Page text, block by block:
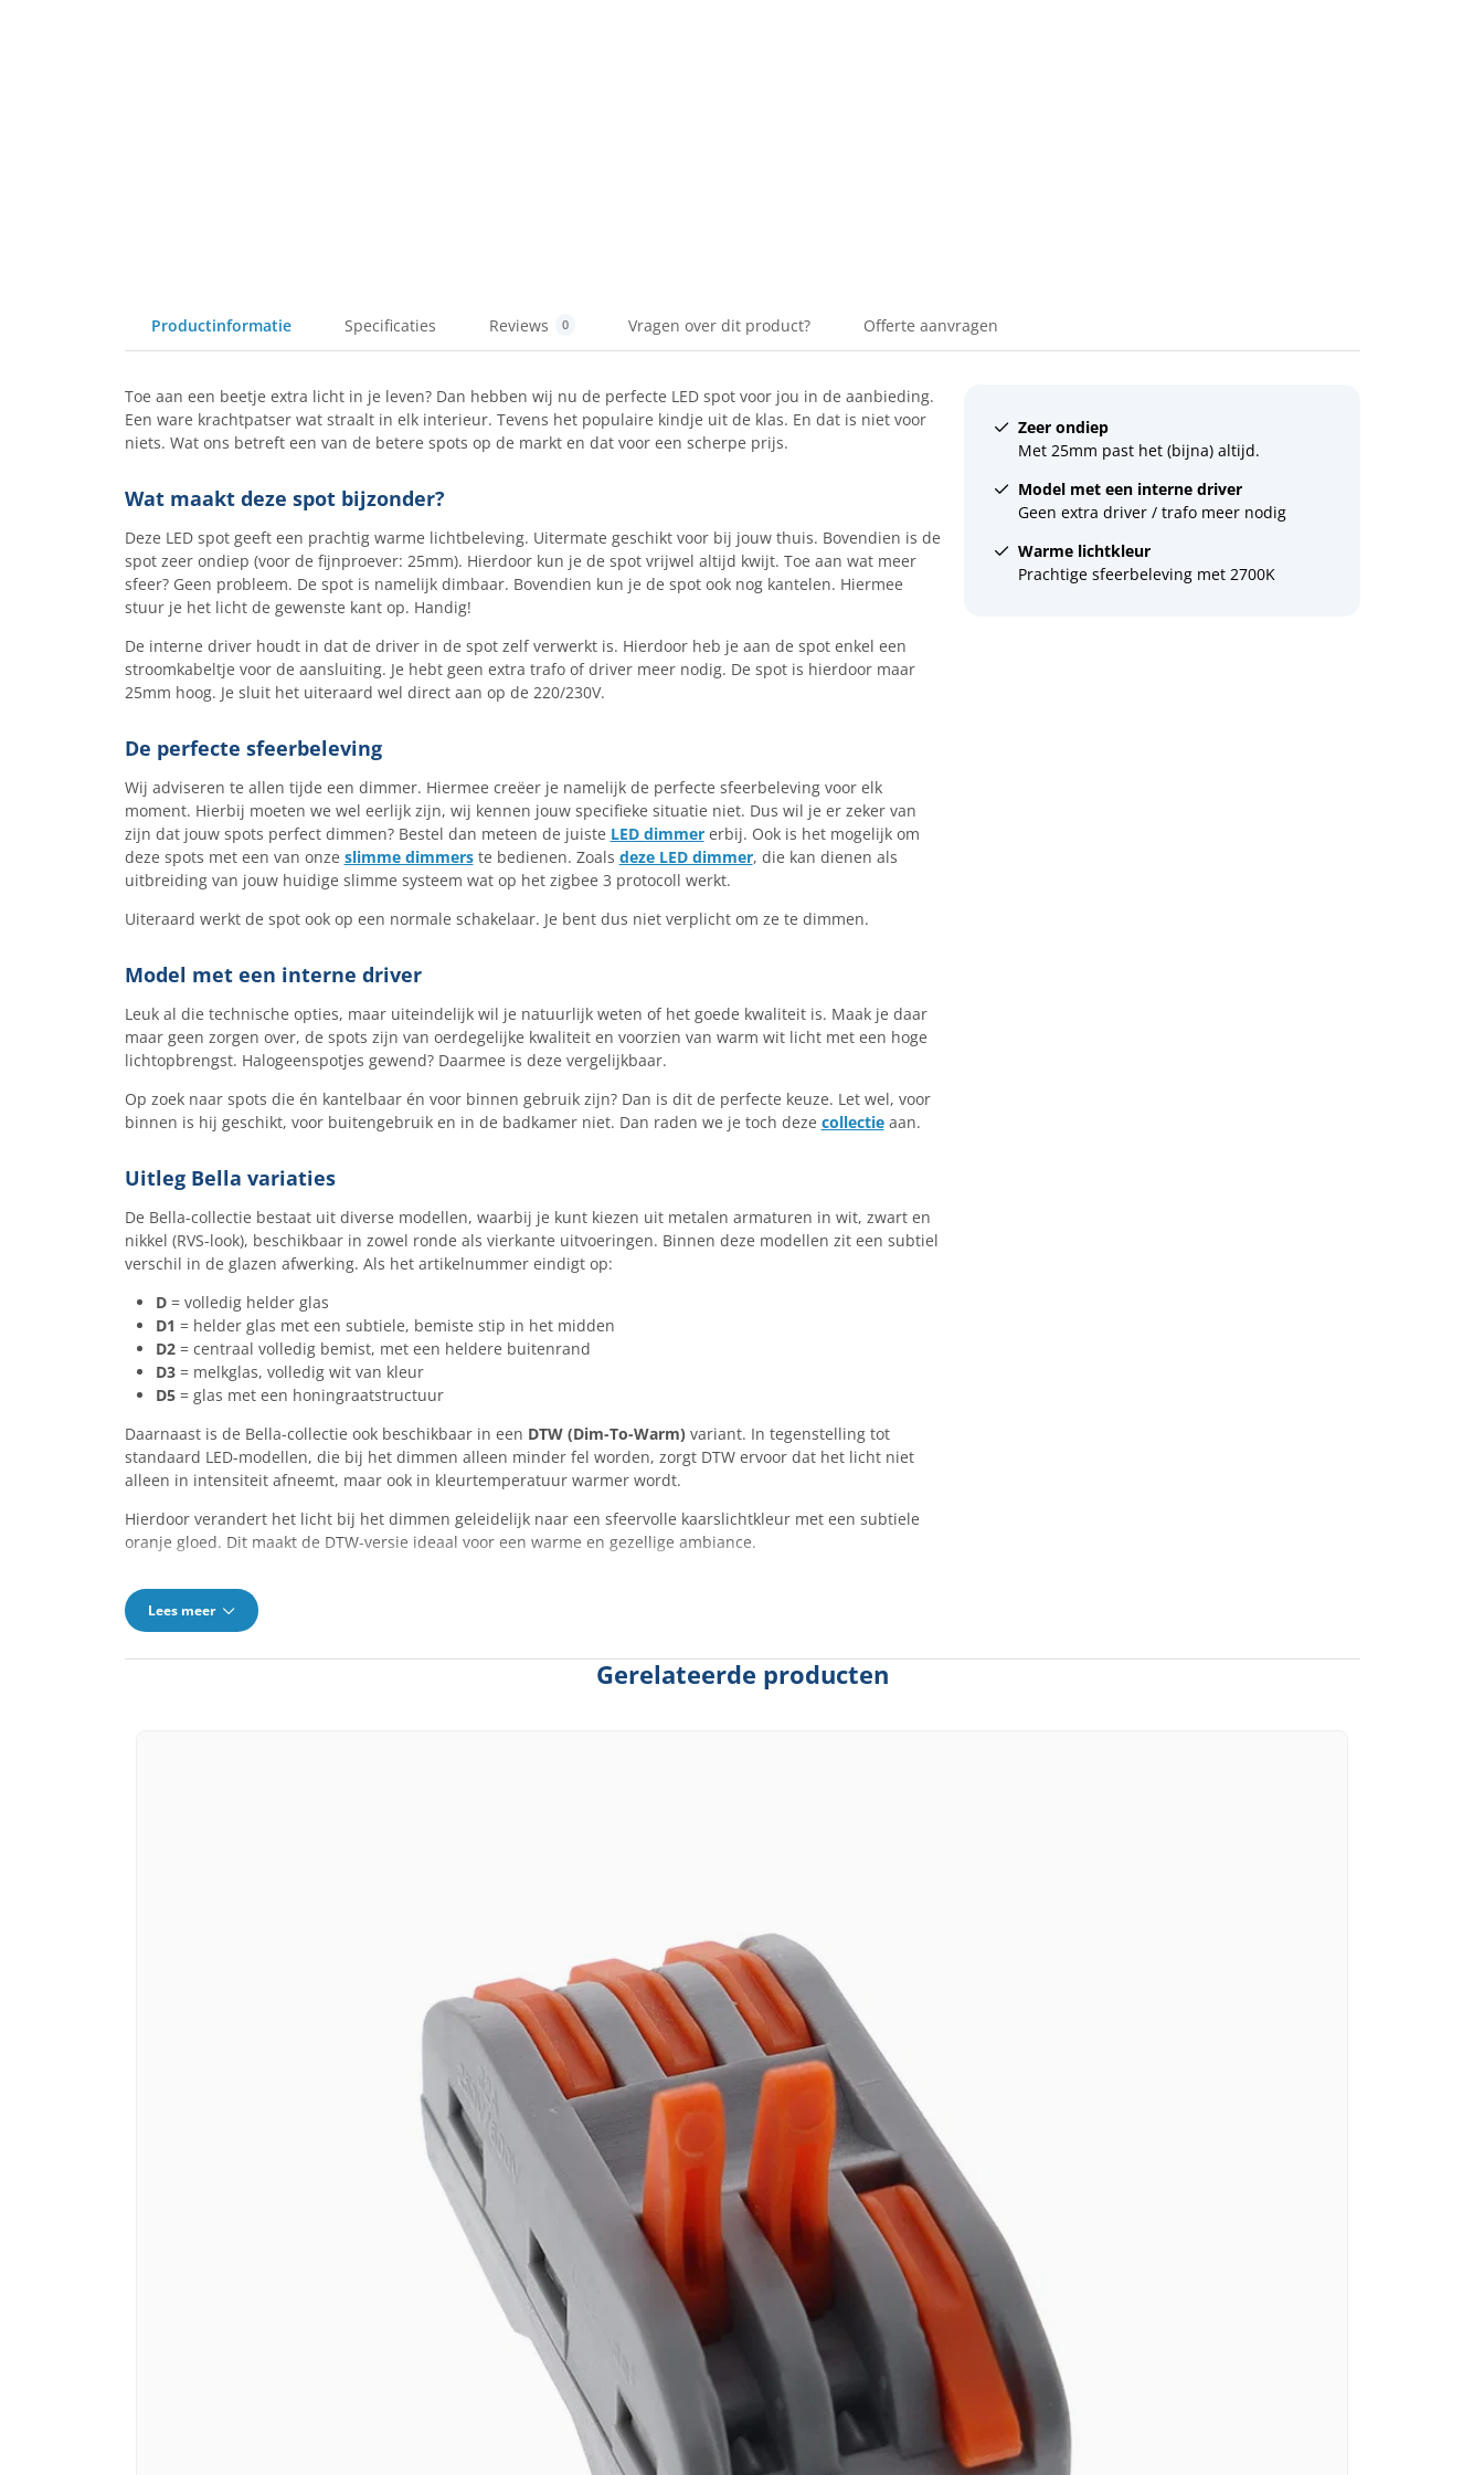
Productinformatie Specificaties Reviews 0 Vragen over dit product? Offerte aanvragen
Toe aan een beetje extra licht in je leven? Dan hebben wij nu de perfecte LED spot voor jou in de aanbieding.
Een ware krachtpatser wat straalt in elk interieur. Tevens het populaire kindje uit de klas. En dat is niet voor
niets. Wat ons betreft een van de betere spots op de markt en dat voor een scherpe prijs.
Wat maakt deze spot bijzonder?
Deze LED spot geeft een prachtig warme lichtbeleving. Uitermate geschikt voor bij jouw thuis. Bovendien is de
spot zeer ondiep (voor de fijnproever: 25mm). Hierdoor kun je de spot vrijwel altijd kwijt. Toe aan wat meer
sfeer? Geen probleem. De spot is namelijk dimbaar. Bovendien kun je de spot ook nog kantelen. Hiermee
stuur je het licht de gewenste kant op. Handig!
De interne driver houdt in dat de driver in de spot zelf verwerkt is. Hierdoor heb je aan de spot enkel een
stroomkabeltje voor de aansluiting. Je hebt geen extra trafo of driver meer nodig. De spot is hierdoor maar
25mm hoog. Je sluit het uiteraard wel direct aan op de 220/230V.
De perfecte sfeerbeleving
Wij adviseren te allen tijde een dimmer. Hiermee creëer je namelijk de perfecte sfeerbeleving voor elk
moment. Hierbij moeten we wel eerlijk zijn, wij kennen jouw specifieke situatie niet. Dus wil je er zeker van
zijn dat jouw spots perfect dimmen? Bestel dan meteen de juiste LED dimmererbij. Ook is het mogelijk om
deze spots met een van onze slimme dimmerste bedienen. Zoals deze LED dimmer, die kan dienen als
uitbreiding van jouw huidige slimme systeem wat op het zigbee 3 protocoll werkt.
Uiteraard werkt de spot ook op een normale schakelaar. Je bent dus niet verplicht om ze te dimmen.
Model met een interne driver
Leuk al die technische opties, maar uiteindelijk wil je natuurlijk weten of het goede kwaliteit is. Maak je daar
maar geen zorgen over, de spots zijn van oerdegelijke kwaliteit en voorzien van warm wit licht met een hoge
lichtopbrengst. Halogeenspotjes gewend? Daarmee is deze vergelijkbaar.
Op zoek naar spots die én kantelbaar én voor binnen gebruik zijn? Dan is dit de perfecte keuze. Let wel, voor
binnen is hij geschikt, voor buitengebruik en in de badkamer niet. Dan raden we je toch deze collectie aan.
Uitleg Bella variaties​
De Bella-collectie bestaat uit diverse modellen, waarbij je kunt kiezen uit metalen armaturen in wit, zwart en
nikkel (RVS-look), beschikbaar in zowel ronde als vierkante uitvoeringen. Binnen deze modellen zit een subtiel
verschil in de glazen afwerking. Als het artikelnummer eindigt op:
D= volledig helder glas
D1 = helder glas met een subtiele, bemiste stip in het midden
D2= centraal volledig bemist, met een heldere buitenrand
D3= melkglas, volledig wit van kleur
D5= glas met een honingraatstructuur
Daarnaast is de Bella-collectie ook beschikbaar in een DTW (Dim-To-Warm)variant. In tegenstelling tot
standaard LED-modellen, die bij het dimmen alleen minder fel worden, zorgt DTW ervoor dat het licht niet
alleen in intensiteit afneemt, maar ook in kleurtemperatuur warmer wordt.
Hierdoor verandert het licht bij het dimmen geleidelijk naar een sfeervolle kaarslichtkleur met een subtiele
oranje gloed. Dit maakt de DTW-versie ideaal voor een warme en gezellige ambiance.
Zeer ondiep
Met 25mm past het (bijna) altijd.
Model met een interne driver
Geen extra driver / trafo meer nodig
Warme lichtkleur
Prachtige sfeerbeleving met 2700K
Lees meer
Gerelateerde producten